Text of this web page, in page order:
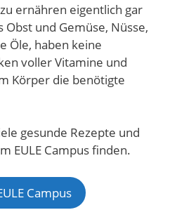
ernähren eigentlich gar
Obst und Gemüse, Nüsse,
Öle, haben keine
voller Vitamine und
Körper die benötigte
gesunde Rezepte und
EULE Campus finden.
Campus